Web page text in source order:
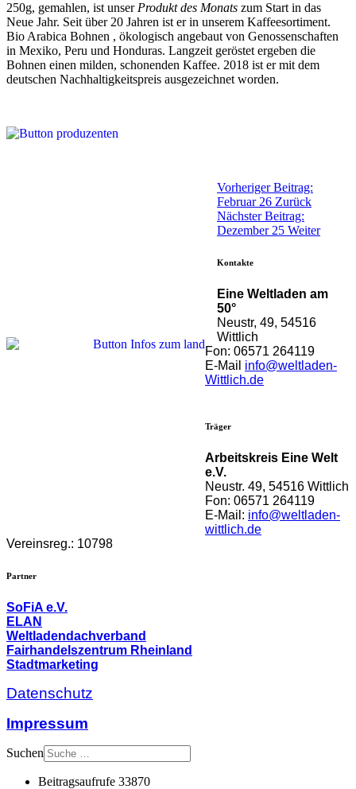
250g, gemahlen, ist unser Produkt des Monats zum Start in das
Neue Jahr. Seit über 20 Jahren ist er in unserem Kaffeesortiment.
Bio Arabica Bohnen , ökologisch angebaut von Genossenschaften
in Mexiko, Peru und Honduras. Langzeit geröstet ergeben die
Bohnen einen milden, schonenden Kaffee. 2018 ist er mit dem
deutschen Nachhaltigkeitspreis ausgezeichnet worden.
Vorheriger Beitrag:
Februar 26 Zurück
Nächster Beitrag:
Dezember 25 Weiter
Kontakte
Eine Weltladen am
50°
Neustr, 49, 54516
Wittlich
Fon: 06571 264119
E-Mail info@weltladen-
Wittlich.de
Träger
Arbeitskreis Eine Welt
e.V.
Neustr. 49, 54516 Wittlich
Fon: 06571 264119
E-Mail: info@weltladen-
wittlich.de
Vereinsreg.: 10798
Partner
SoFiA e.V.
ELAN
Weltladendachverband
Fairhandelszentrum Rheinland
Stadtmarketing
Datenschutz
Impressum
Suchen
Beitragsaufrufe 33870